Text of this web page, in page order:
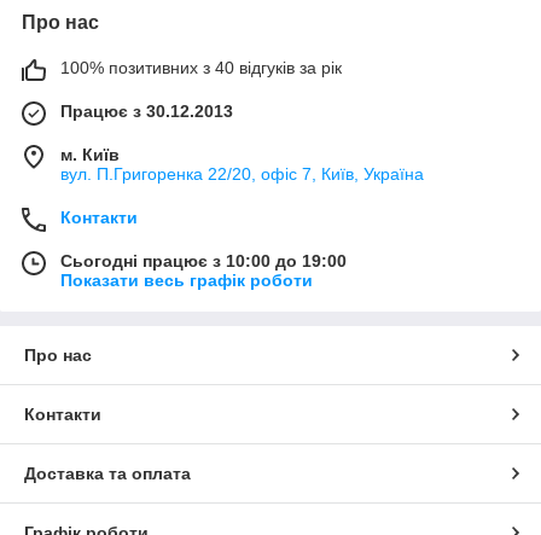
Про нас
100% позитивних з 40 відгуків за рік
Працює з 30.12.2013
м. Київ
вул. П.Григоренка 22/20, офіс 7, Київ, Україна
Контакти
Сьогодні працює з 10:00 до 19:00
Показати весь графік роботи
Про нас
Контакти
Доставка та оплата